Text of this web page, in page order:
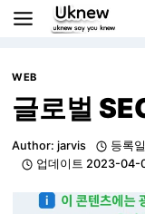
Skip
WEB
글로벌
Author: jarvis 등록일
업데이트 2023-04-